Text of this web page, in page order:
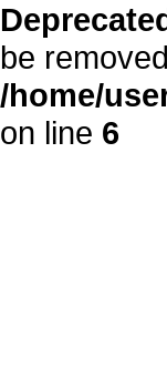
be
/home/
on line 6